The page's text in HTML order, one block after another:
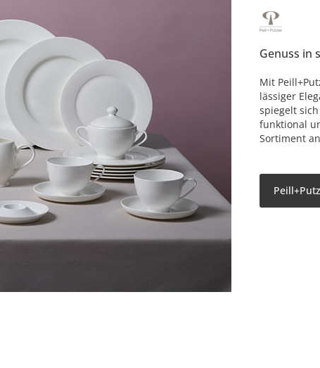
Genuss in
Mit
lässiger
spiegelt
funktional
Sortiment